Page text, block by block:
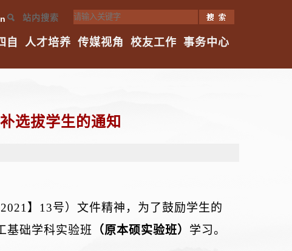
站内搜索
自 人才培养 传媒视角 校友工作 事务中心
选拔学生的通知
2021】 13号） 文件精神，为了鼓励学生的
基础学科实验班 （原本硕实验班） 学习。